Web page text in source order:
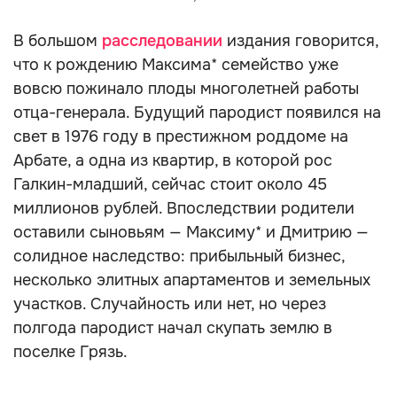
В большом расследовании издания говорится,
что к рождению Максима* семейство уже
вовсю пожинало плоды многолетней работы
отца-генерала. Будущий пародист появился на
свет в 1976 году в престижном роддоме на
Арбате, а одна из квартир, в которой рос
Галкин-младший, сейчас стоит около 45
миллионов рублей. Впоследствии родители
оставили сыновьям — Максиму* и Дмитрию —
солидное наследство: прибыльный бизнес,
несколько элитных апартаментов и земельных
участков. Случайность или нет, но через
полгода пародист начал скупать землю в
поселке Грязь.